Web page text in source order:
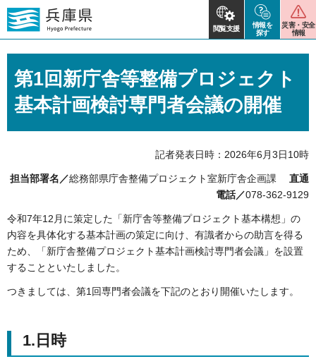
閲覧支援
情報を
探す
災害・安全
情報
第1回新庁舎等整備プロジェクト
基本計画検討専門者会議の開催
記者発表日時：2026年6月3日10時
担当部署名／総務部県庁舎整備プロジェクト室新庁舎企画課 直通
電話／078-362-9129
令和7年12月に策定した「新庁舎等整備プロジェクト基本構想」の
内容を具体化する基本計画の策定に向け、有識者からの助言を得る
ため、「新庁舎整備プロジェクト基本計画検討専門者会議」を設置
することといたしました。
つきましては、第1回専門者会議を下記のとおり開催いたします。
1.日時